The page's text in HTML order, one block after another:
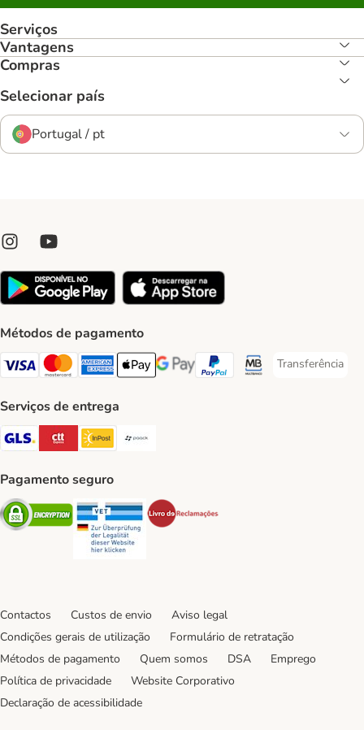
Serviços
Vantagens
Compras
Selecionar país
Portugal / pt
Métodos de pagamento
Visa Payment Method
Mastercard Payment Method
American Express Payment Method
Apple Pay Payment Method
Google Pay Payment Method
PayPal Payment Method
Multibanco Payment
Transferência
Transferência
Serviços de entrega
GLS Shipping Method
CTTExpress Shipping Method
InPost Shipping Method
Pagamento seguro
Security Security
Contactos Custos de envio
Aviso legal
Condições gerais de utilização
Formulário de retratação
Métodos de pagamento
Quem somos DSA
Emprego
Política de privacidade
Website Corporativo
Declaração de acessibilidade